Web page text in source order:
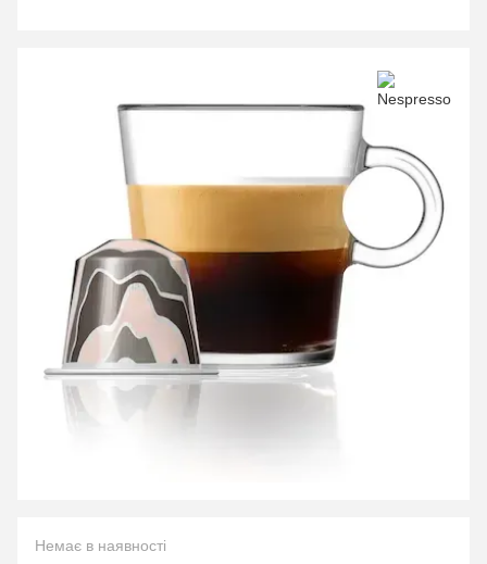
Немає в наявності